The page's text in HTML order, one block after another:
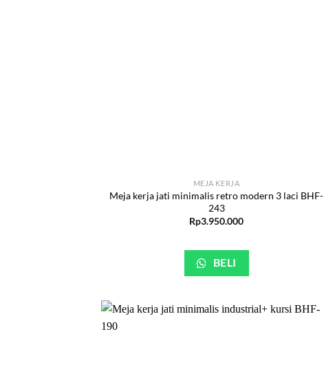
MEJA KERJA
Meja kerja jati minimalis retro modern 3 laci BHF-
243
Rp3.950.000
BELI